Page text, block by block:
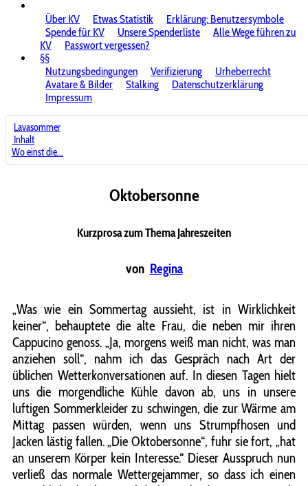
Über KV
Etwas Statistik
Erklärung: Benutzersymbole
Spende für KV
Unsere Spenderliste
Alle Wege führen zu
KV
Passwort vergessen?
§§
Nutzungsbedingungen
Verifizierung
Urheberrecht
Avatare & Bilder
Stalking
Datenschutzerklärung
Impressum
Lavasommer
Inhalt
Wo einst die...
Oktobersonne
Kurzprosa zum Thema Jahreszeiten
von Regina
„Was wie ein Sommertag aussieht, ist in Wirklichkeit
keiner“, behauptete die alte Frau, die neben mir ihren
Cappucino genoss. „Ja, morgens weiß man nicht, was man
anziehen soll“, nahm ich das Gespräch nach Art der
üblichen Wetterkonversationen auf. In diesen Tagen hielt
uns die morgendliche Kühle davon ab, uns in unsere
luftigen Sommerkleider zu schwingen, die zur Wärme am
Mittag passen würden, wenn uns Strumpfhosen und
Jacken lästig fallen. „Die Oktobersonne“, fuhr sie fort, „hat
an unserem Körper kein Interesse.“ Dieser Ausspruch nun
verließ das normale Wettergejammer, so dass ich einen